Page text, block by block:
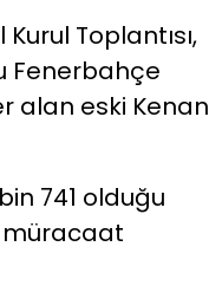
Toplantısı,
Fenerbahçe
alan eski Kenan
741 olduğu
müracaat